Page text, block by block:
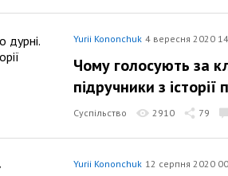
Yurii Kononchuk 4 вересня 2020
Чому голосують за
підручники з
Суспільство 2910 79
Yurii Kononchuk 12 серпня 2020